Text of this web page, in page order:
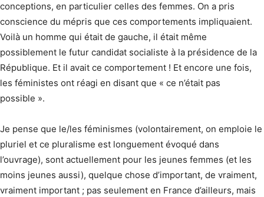
conceptions, en particulier celles des femmes. On a pris
conscience du mépris que ces comportements impliquaient.
Voilà un homme qui était de gauche, il était même
possiblement le futur candidat socialiste à la présidence de la
République. Et il avait ce comportement ! Et encore une fois,
les féministes ont réagi en disant que « ce n’était pas
possible ».
Je pense que le/les féminismes (volontairement, on emploie le
pluriel et ce pluralisme est longuement évoqué dans
l’ouvrage), sont actuellement pour les jeunes femmes (et les
moins jeunes aussi), quelque chose d’important, de vraiment,
vraiment important ; pas seulement en France d’ailleurs, mais